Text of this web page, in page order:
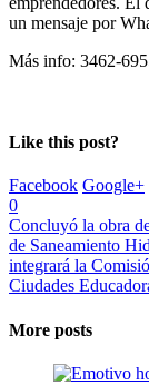
un mensaje por
Más info: 3462-
Like this post?
Facebook Google+
0
Concluyó la obra
de Saneamiento
integrará la
Ciudades
More posts